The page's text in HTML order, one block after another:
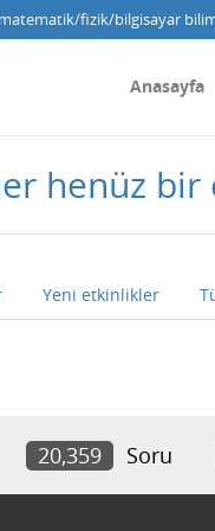
fizik/bilgisayar
Anasayfa
henüz bir
Yeni etkinlikler
20,359 Soru